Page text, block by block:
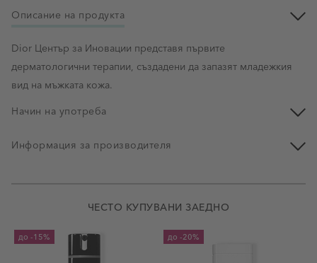
Описание на продукта
Dior Център за Иновации представя първите
дерматологични терапии, създадени да запазят младежкия
вид на мъжката кожа.
Начин на употреба
Информация за производителя
ЧЕСТО КУПУВАНИ ЗАЕДНО
до -15% до -20%